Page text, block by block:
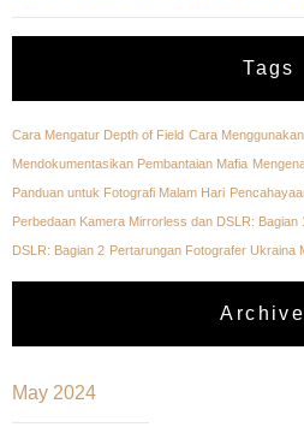
Tags
Cara Mengatur Depth of Field Cara
Mendokumentasikan Pembantaian Mafia
Panduan untuk Fotografi Malam Hari
Perbedaan Kamera Mirrorless dan DSLR: Bagian 1
DSLR: Bagian 2 Pertarungan Fotografer Ukraina
May 2024